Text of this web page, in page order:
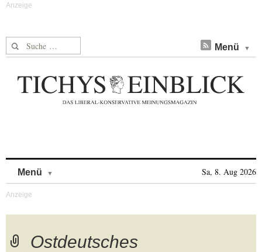
Suche nach: Menü
Menü Sa, 8. Aug 2026
Ostdeutsches